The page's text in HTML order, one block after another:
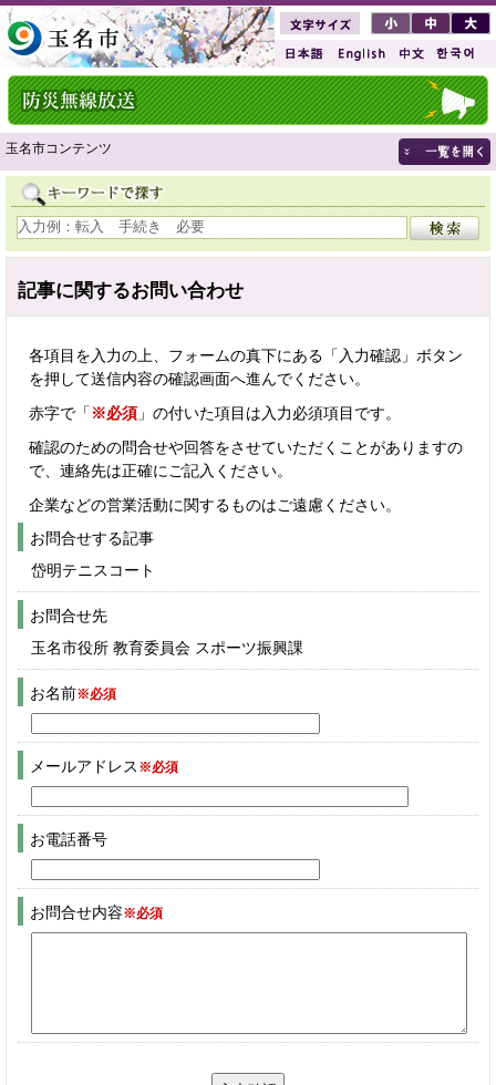
玉名市コンテンツ
記事に関するお問い合わせ
各項目を入力の上、フォームの真下にある「入力確認」ボタン
を押して送信内容の確認画面へ進んでください。
赤字で「 ※必須 」の付いた項目は入力必須項目です。
確認のための問合せや回答をさせていただくことがありますの
で、連絡先は正確にご記入ください。
企業などの営業活動に関するものはご遠慮ください。
お問合せする記事
岱明テニスコート
お問合せ先
玉名市役所 教育委員会 スポーツ振興課
お名前※必須
メールアドレス ※必須
お電話番号
お問合せ内容※必須